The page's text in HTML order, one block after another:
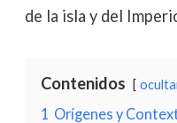
de la isla y del
Contenidos
1 Orígenes y